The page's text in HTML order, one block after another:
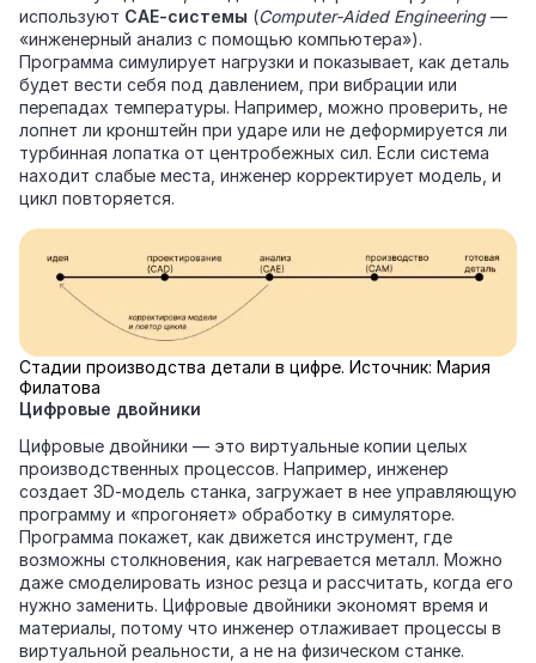
используют CAE‑системы (Computer‑Aided Engineering—
«инженерный анализ с помощью компьютера»).
Программа симулирует нагрузки и показывает, как деталь
будет вести себя под давлением, при вибрации или
перепадах температуры. Например, можно проверить, не
лопнет ли кронштейн при ударе или не деформируется ли
турбинная лопатка от центробежных сил. Если система
находит слабые места, инженер корректирует модель, и
цикл повторяется.
Стадии производства детали в цифре. Источник: Мария
Филатова
Цифровые двойники
Цифровые двойники — это виртуальные копии целых
производственных процессов. Например, инженер
создает 3D‑модель станка, загружает в нее управляющую
программу и «прогоняет» обработку в симуляторе.
Программа покажет, как движется инструмент, где
возможны столкновения, как нагревается металл. Можно
даже смоделировать износ резца и рассчитать, когда его
нужно заменить. Цифровые двойники экономят время и
материалы, потому что инженер отлаживает процессы в
виртуальной реальности, а не на физическом станке.